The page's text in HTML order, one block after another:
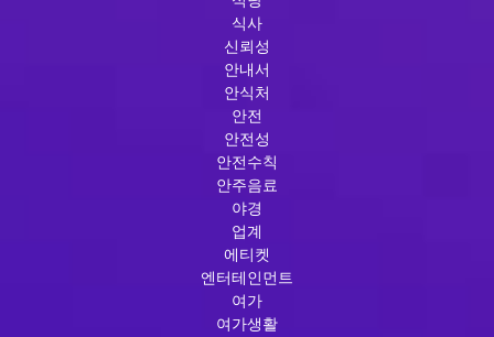
식사
신뢰성
안내서
안식처
안전
안전성
안전수칙
안주음료
야경
업계
에티켓
엔터테인먼트
여가
여가생활